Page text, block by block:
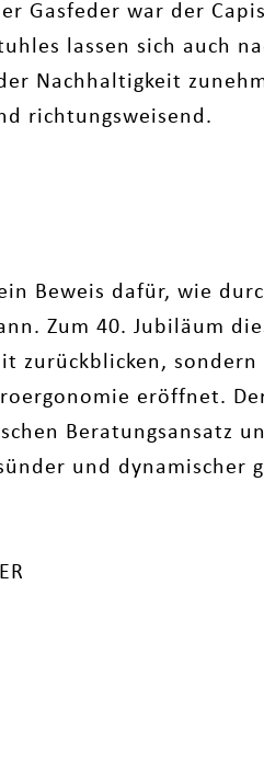
Gasfeder war der
lassen sich auch
Nachhaltigkeit
richtungsweisend.
Beweis dafür, wie
Zum 40. Jubiläum
zurückblicken, sondern
eröffnet.
Beratungsansatz
und dynamischer